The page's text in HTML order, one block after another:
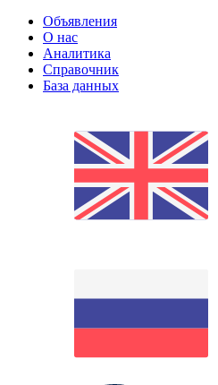
Объявления
О нас
Аналитика
Справочник
База данных